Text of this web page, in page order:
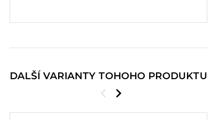
DALŠÍ VARIANTY TOHOHO PRODUKTU